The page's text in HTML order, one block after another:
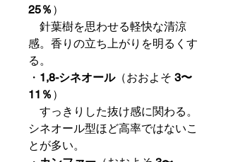
25％ ）
針葉樹を思わせる軽快な清涼
感。香りの立ち上がりを明るくす
る。
・ 1,8-シネオール（おおよそ 3〜
11％ ）
すっきりした抜け感に関わる。
シネオール型ほど高率ではないこ
とが多い。